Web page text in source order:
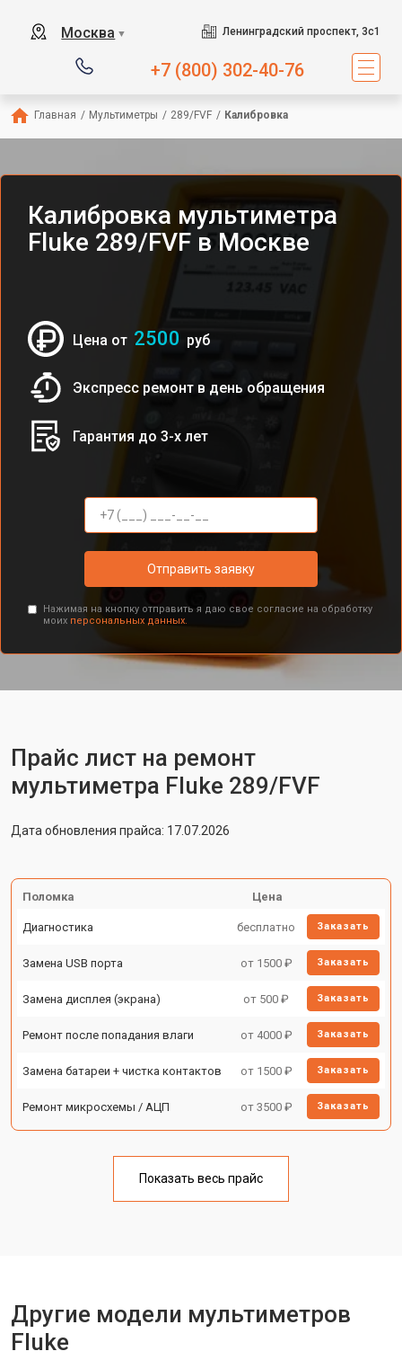
Москва ▼ Ленинградский проспект, 3с1
+7 (800) 302-40-76
Главная / Мультиметры / 289/FVF / Калибровка
Калибровка мультиметра
Fluke 289/FVF в Москве
Цена от 2500 руб
Экспресс ремонт в день обращения
Гарантия до 3-х лет
Отправить заявку
Нажимая на кнопку отправить я даю свое согласие на обработку
моих персональных данных.
Прайс лист на ремонт
мультиметра Fluke 289/FVF
Дата обновления прайса: 17.07.2026
Поломка Цена
Диагностика бесплатно Заказать
Замена USB порта от 1500 ₽ Заказать
Замена дисплея (экрана) от 500 ₽ Заказать
Ремонт после попадания влаги от 4000 ₽ Заказать
Замена батареи + чистка контактов от 1500 ₽ Заказать
Ремонт микросхемы / АЦП от 3500 ₽ Заказать
Показать весь прайс
Другие модели мультиметров
Fluke